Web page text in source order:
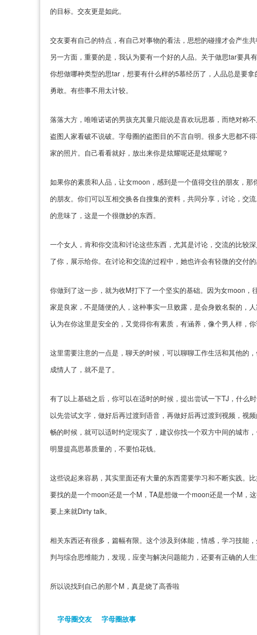
的目标。交友更是如此。
交友要有自己的特点，有自己对事物的看法，思想的碰撞才会产生共
另一方面，重要的是，我认为要有一个好的人品。关于做思tar要具
你想做哪种类型的思tar，想要有什么样的5慕经历了，人品总是要
勇敢。有些事不用太计较。
落落大方，唯唯诺诺的男孩充其量只能说是喜欢玩思慕，而绝对称
盗图人家看破不说破。字母圈的盗图目的不言自明。很多大思都不
家的照片。自己看看就好，放出来你是炫耀呢还是炫耀呢？
如果你的素质和人品，让女moon，感到是一个值得交往的朋友，
的朋友。你们可以互相交换各自搜集的资料，共同分享，讨论，交
的意味了，这是一个很微妙的东西。
一个女人，肯和你交流和讨论这些东西，尤其是讨论，交流的比较
了你，展示给你。在讨论和交流的过程中，她也许会有轻微的交付
你做到了这一步，就为收M打下了一个坚实的基础。因为女moon，
家是良家，不是随便的人，这种事实一旦败露，是会身败名裂的，
认为在你这里是安全的，又觉得你有素质，有涵养，像个男人样，
这里需要注意的一点是，聊天的时候，可以聊聊工作生活和其他的
成情人了，就不是了。
有了以上基础之后，你可以在适时的时候，提出尝试一下TJ，什么
以先尝试文字，做好后再过渡到语音，再做好后再过渡到视频，视
畅的时候，就可以适时约定现实了，建议你找一个双方中间的城市
明显提高思慕质量的，不要怕花钱。
这些说起来容易，其实里面还有大量的东西需要学习和不断实践。
要找的是一个moon还是一个M，TA是想做一个moon还是一个M，
要上来就Dirty talk。
相关东西还有很多，篇幅有限。这个涉及到体能，情感，学习技能
判与综合思维能力，发现，应变与解决问题能力，还要有正确的人生
所以说找到自己的那个M，真是烧了高香啦
字母圈交友
字母圈故事